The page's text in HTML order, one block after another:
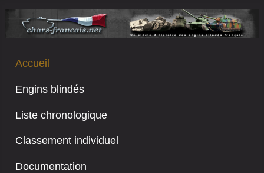
Accueil
Engins blindés
Liste chronologique
Classement individuel
Documentation